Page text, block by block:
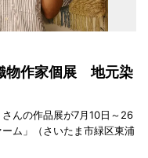
物作家個展 地元染
んの作品展が7月10日～26
ム」（さいたま市緑区東浦